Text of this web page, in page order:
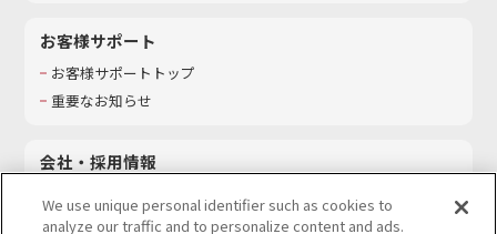
お客様サポート
お客様サポートトップ
重要なお知らせ
会社・採用情報
採用情報
We use unique personal identifier such as cookies to
analyze our traffic and to personalize content and ads.